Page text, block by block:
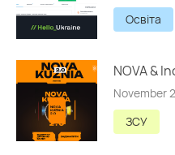
Освіта
November
ЗСУ